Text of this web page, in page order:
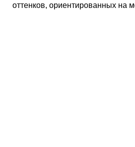
оттенков, ориентированных на